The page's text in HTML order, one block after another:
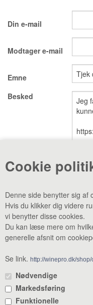
Cookie
Denne side benytter sig af
Hvis du klikker dig videre
vi benytter disse cookies.
Du kan læse mere om
generelle afsnit om
Se link. http://winepro.dk/shop/
Nødvendige
Markedsføring
Funktionelle
DESSERTVIN &
NATURVIN &
ØKOLOGISK VIN
VINE MED AWARDS
NYHEDSBREV
TILBUD
Din e-mail
Modtager e-mail
Emne
Besked
CVR: 38969188 •Lager
+45 80 20
Åbningstider: Kontor &